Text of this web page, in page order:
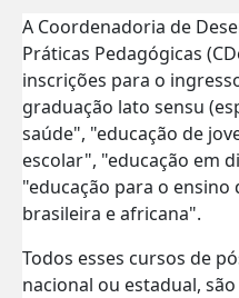
A Coordenadoria de
Práticas Pedagógicas
inscrições para o
graduação lato sensu
saúde", "educação de
escolar", "educação em
"educação para o
brasileira e africana".
Todos esses cursos de
nacional ou estadual,